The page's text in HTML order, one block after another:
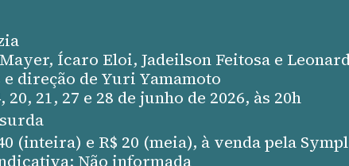
Ícaro Eloi, Jadeilson Feitosa e
direção de Yuri Yamamoto
20, 21, 27 e 28 de junho de 2026, às 20h
(inteira) e R$ 20 (meia), à venda pela
Não informada